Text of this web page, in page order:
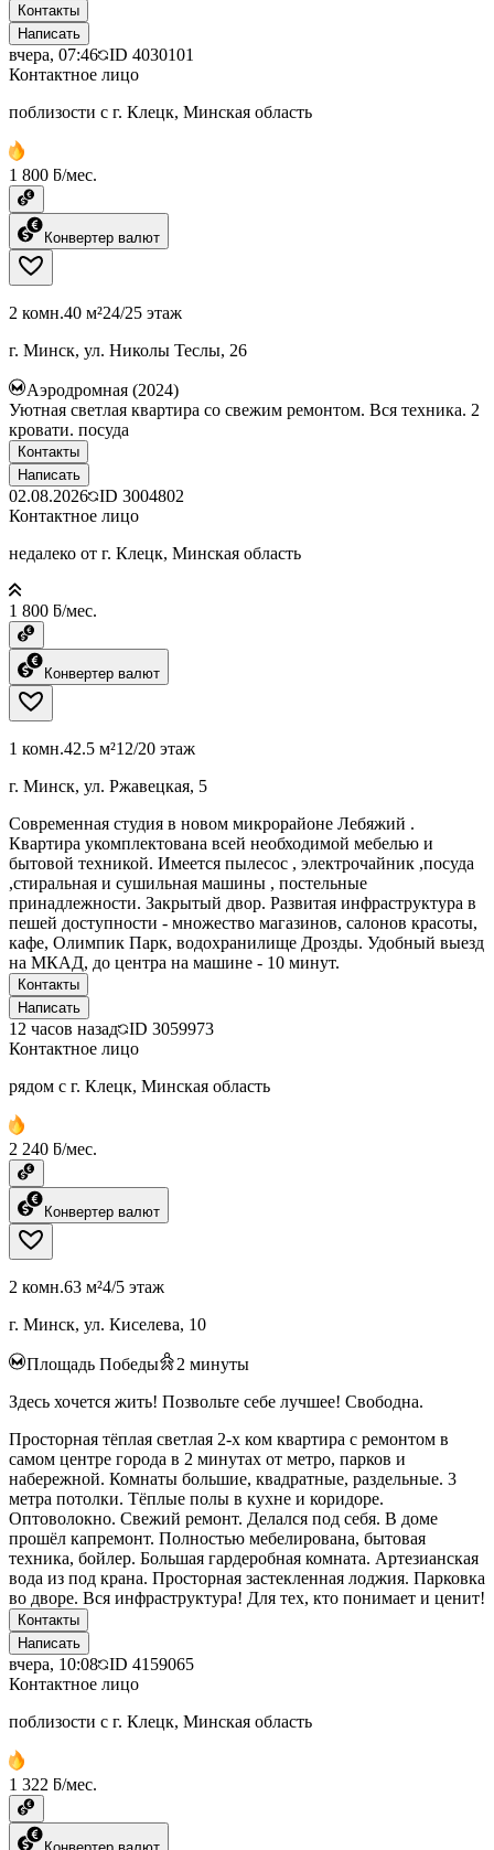
Контакты
Написать
вчера, 07:46 ID 4030101
Контактное лицо
поблизости с г. Клецк, Минская область
1 800 ƃ/мес.
Конвертер валют
2 комн.40 м²24/25 этаж
г. Минск, ул. Николы Теслы, 26
Аэродромная (2024)
Уютная светлая квартира со свежим ремонтом. Вся техника. 2
кровати. посуда
Контакты
Написать
02.08.2026 ID 3004802
Контактное лицо
недалеко от г. Клецк, Минская область
1 800 ƃ/мес.
Конвертер валют
1 комн.42.5 м²12/20 этаж
г. Минск, ул. Ржавецкая, 5
Современная студия в новом микрорайоне Лебяжий .
Квартира укомплектована всей необходимой мебелью и
бытовой техникой. Имеется пылесос , электрочайник ,посуда
,стиральная и сушильная машины , постельные
принадлежности. Закрытый двор. Развитая инфраструктура в
пешей доступности - множество магазинов, салонов красоты,
кафе, Олимпик Парк, водохранилище Дрозды. Удобный выезд
на МКАД, до центра на машине - 10 минут.
Контакты
Написать
12 часов назад ID 3059973
Контактное лицо
рядом с г. Клецк, Минская область
2 240 ƃ/мес.
Конвертер валют
2 комн.63 м²4/5 этаж
г. Минск, ул. Киселева, 10
Площадь Победы 2 минуты
Здесь хочется жить! Позвольте себе лучшее! Свободна.
Просторная тёплая светлая 2-х ком квартира с ремонтом в
самом центре города в 2 минутах от метро, парков и
набережной. Комнаты большие, квадратные, раздельные. 3
метра потолки. Тёплые полы в кухне и коридоре.
Оптоволокно. Свежий ремонт. Делался под себя. В доме
прошёл капремонт. Полностью мебелирована, бытовая
техника, бойлер. Большая гардеробная комната. Артезианская
вода из под крана. Просторная застекленная лоджия. Парковка
во дворе. Вся инфраструктура! Для тех, кто понимает и ценит!
Контакты
Написать
вчера, 10:08 ID 4159065
Контактное лицо
поблизости с г. Клецк, Минская область
1 322 ƃ/мес.